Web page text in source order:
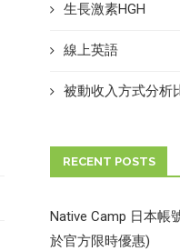
生長激素HGH
線上英語
被動收入方式分析
RECENT POSTS
Native Camp 日本帳
於官方限時優惠)